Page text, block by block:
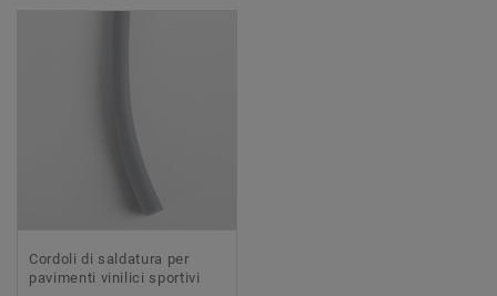
Cordoli di saldatura per
pavimenti vinilici sportivi